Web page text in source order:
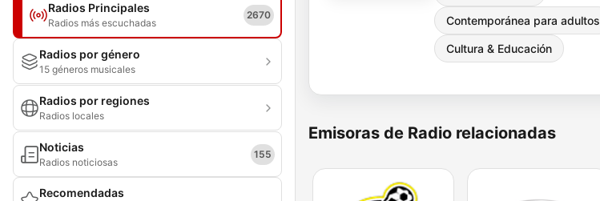
Radios Principales
Radios más escuchadas
2670
Radios por género
15 géneros musicales
Radios por regiones
Radios locales
Noticias
Radios noticiosas
155
Recomendadas
Contemporánea para adultos
Cultura & Educación
Emisoras de Radio relacionadas